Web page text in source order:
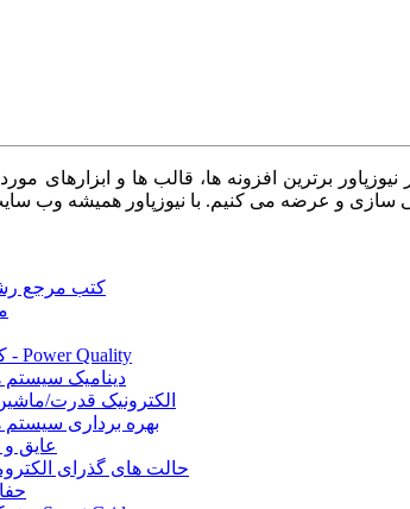
برترین افزونه ها، قالب ها و ابزارهای
کتب مرجع
کیفیت توان - Power Quality
دینامیک
الکترونیک قدرت/
بهره برداری
عایق
حالت های گذرای